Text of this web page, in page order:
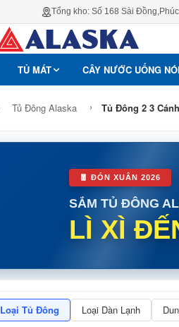
Tổng kho: Số 168 Sài
TỦ MÁT CÂY NƯỚC UỐNG
Tủ Đông Alaska › Tủ Đông 2 3
🧧 ĐÓN XUÂN 2026
SẮM TỦ ĐÔNG
LÌ XÌ
Loại Tủ Đông Loại Dàn Lạnh